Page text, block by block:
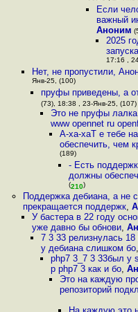
Если
важный
Аноним
2025
17:16 ,
Нет, не пропустили,
Янв-25, (100)
пруфы приведены, а
(73), 18:38 , 23-Янв-25, (107)
Это не пруфы
www opennet ru
А-ха-хаТ е тебе
обеспечить, чем
(189)
- Есть
должны
(210)
Поддержка дебиана, а не
прекращается поддержк,
У бастера в 22 году
уже давно бы обнови,
7 3 33 релизнулась
у дебиана слишком бо
php7 3_7 3 33был у
p php7 3 как и бо,
Это на каждую
репозиторий